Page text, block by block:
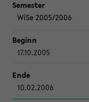
WiSe 2005/2006
17.10.2005
10.02.2006